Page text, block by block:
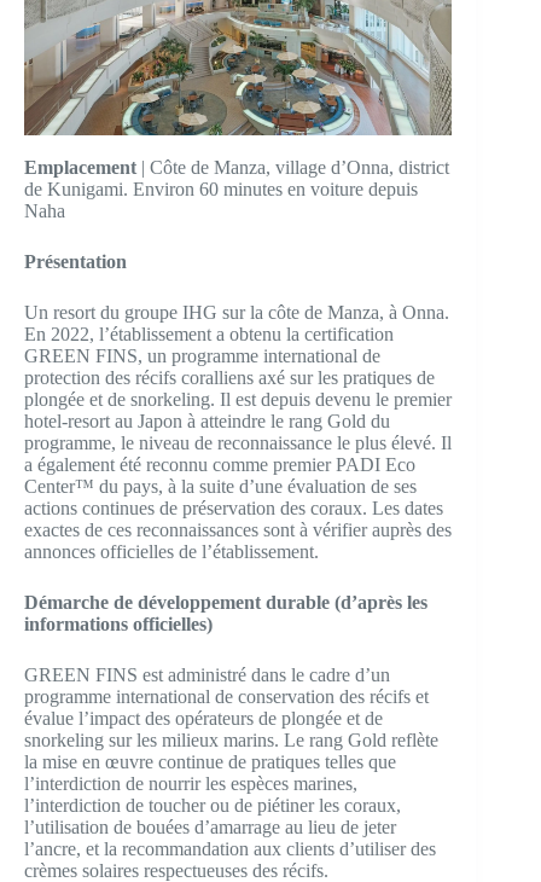
Emplacement | Côte de Manza, village d’Onna, district
de Kunigami. Environ 60 minutes en voiture depuis
Naha
Présentation
Un resort du groupe IHG sur la côte de Manza, à Onna.
En 2022, l’établissement a obtenu la certification
GREEN FINS, un programme international de
protection des récifs coralliens axé sur les pratiques de
plongée et de snorkeling. Il est depuis devenu le premier
hotel-resort au Japon à atteindre le rang Gold du
programme, le niveau de reconnaissance le plus élevé. Il
a également été reconnu comme premier PADI Eco
Center™ du pays, à la suite d’une évaluation de ses
actions continues de préservation des coraux. Les dates
exactes de ces reconnaissances sont à vérifier auprès des
annonces officielles de l’établissement.
Démarche de développement durable (d’après les
informations officielles)
GREEN FINS est administré dans le cadre d’un
programme international de conservation des récifs et
évalue l’impact des opérateurs de plongée et de
snorkeling sur les milieux marins. Le rang Gold reflète
la mise en œuvre continue de pratiques telles que
l’interdiction de nourrir les espèces marines,
l’interdiction de toucher ou de piétiner les coraux,
l’utilisation de bouées d’amarrage au lieu de jeter
l’ancre, et la recommandation aux clients d’utiliser des
crèmes solaires respectueuses des récifs.